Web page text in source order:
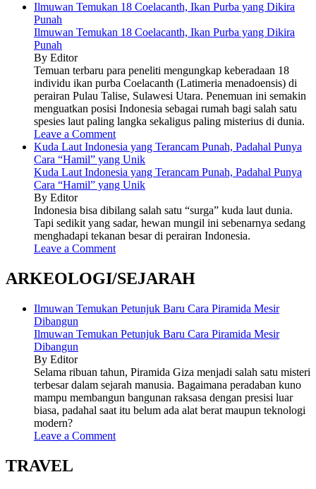
Ilmuwan Temukan 18 Coelacanth, Ikan Purba yang Dikira
Punah
Ilmuwan Temukan 18 Coelacanth, Ikan Purba yang Dikira
Punah
By Editor
Temuan terbaru para peneliti mengungkap keberadaan 18
individu ikan purba Coelacanth (Latimeria menadoensis) di
perairan Pulau Talise, Sulawesi Utara. Penemuan ini semakin
menguatkan posisi Indonesia sebagai rumah bagi salah satu
spesies laut paling langka sekaligus paling misterius di dunia.
Leave a Comment
Kuda Laut Indonesia yang Terancam Punah, Padahal Punya
Cara “Hamil” yang Unik
Kuda Laut Indonesia yang Terancam Punah, Padahal Punya
Cara “Hamil” yang Unik
By Editor
Indonesia bisa dibilang salah satu “surga” kuda laut dunia.
Tapi sedikit yang sadar, hewan mungil ini sebenarnya sedang
menghadapi tekanan besar di perairan Indonesia.
Leave a Comment
ARKEOLOGI/SEJARAH
Ilmuwan Temukan Petunjuk Baru Cara Piramida Mesir
Dibangun
Ilmuwan Temukan Petunjuk Baru Cara Piramida Mesir
Dibangun
By Editor
Selama ribuan tahun, Piramida Giza menjadi salah satu misteri
terbesar dalam sejarah manusia. Bagaimana peradaban kuno
mampu membangun bangunan raksasa dengan presisi luar
biasa, padahal saat itu belum ada alat berat maupun teknologi
modern?
Leave a Comment
TRAVEL